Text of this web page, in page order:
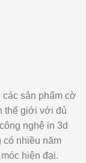
sản phẩm cờ
thế giới với đủ
nghệ in 3d
có nhiều năm
hiện đại.